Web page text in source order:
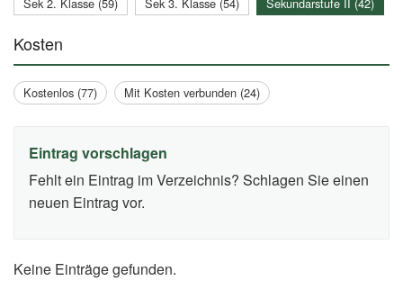
Keine Einträge gefunden.
Kosten
Kostenlos (77) Mit Kosten verbunden (24)
Eintrag vorschlagen
Fehlt ein Eintrag im Verzeichnis? Schlagen Sie einen
neuen Eintrag vor.